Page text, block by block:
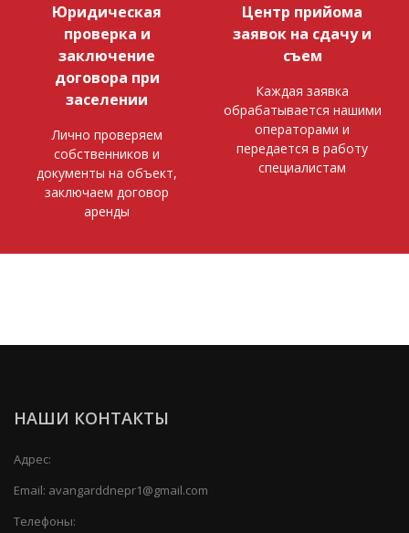
Юридическая
проверка и
заключение
договора при
заселении
Лично проверяем
собственников и
документы на объект,
заключаем договор
аренды
Центр прийома
заявок на сдачу и
съем
Каждая заявка
обрабатывается нашими
операторами и
передается в работу
специалистам
НАШИ КОНТАКТЫ
Адрес:
Email: avangarddnepr1@gmail.com
Телефоны: